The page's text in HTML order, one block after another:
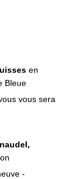
en
Bleue
vous sera
-